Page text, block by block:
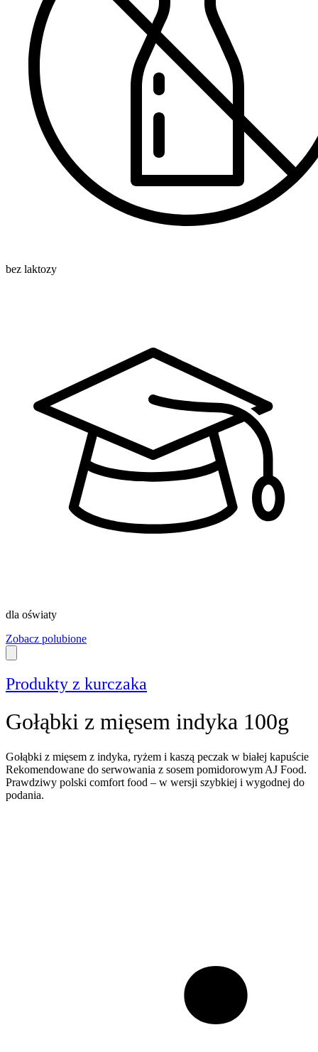
bez laktozy
dla oświaty
Zobacz polubione
Produkty z kurczaka
Gołąbki z mięsem indyka 100g
Gołąbki z mięsem z indyka, ryżem i kaszą peczak w białej kapuście
Rekomendowane do serwowania z sosem pomidorowym AJ Food.
Prawdziwy polski comfort food – w wersji szybkiej i wygodnej do
podania.